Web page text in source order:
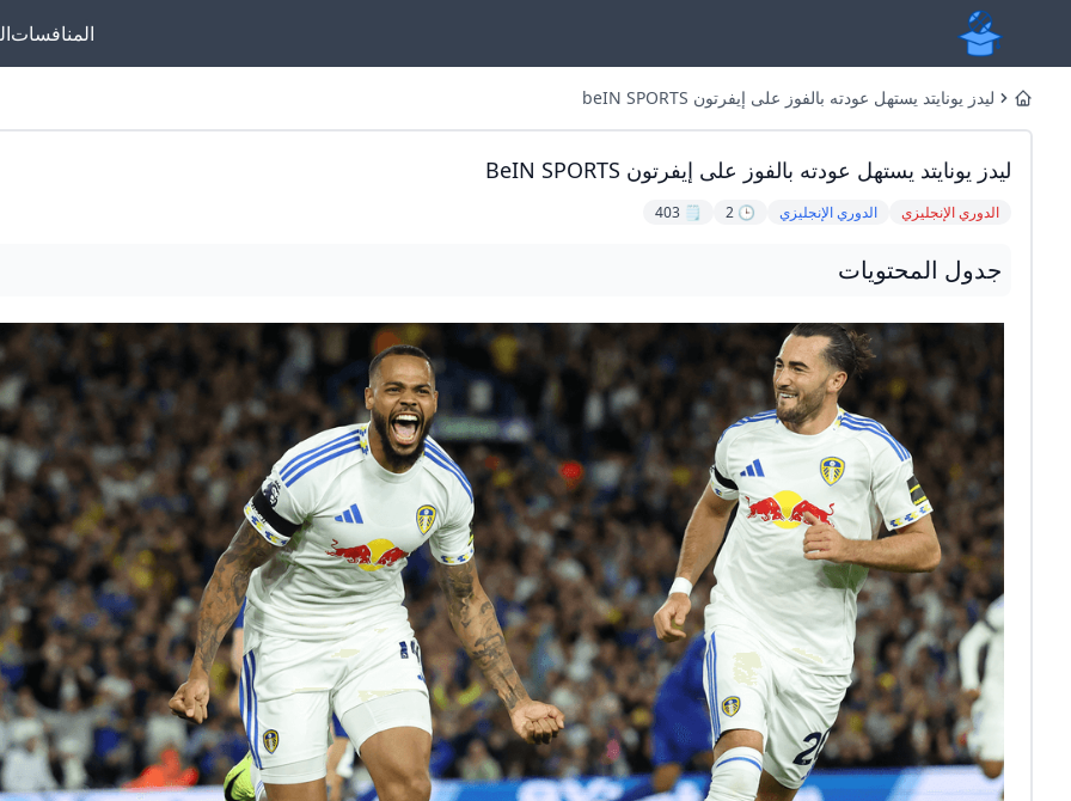
المنافسات
Homeليدز يونايتد يستهل عودته بالفوز على إيفرتون beIN SPORTS
ليدز يونايتد يستهل عودته بالفوز على إيفرتون BeIN SPORTS
الدوري الإنجليزي الدوري الإنجليزي 🕒 2
🗒️ 403
جدول المحتويات